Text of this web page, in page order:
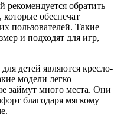
рекомендуется обратить
обеспечат
пользователей. Такие
и подходят для игр,
детей являются кресло-
модели легко
займут много места. Они
благодаря мягкому